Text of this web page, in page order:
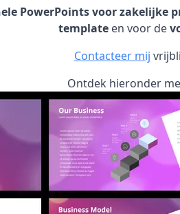
PowerPoints voor zakelijke
template en voor de
Contacteer mij
Ontdek hieronder